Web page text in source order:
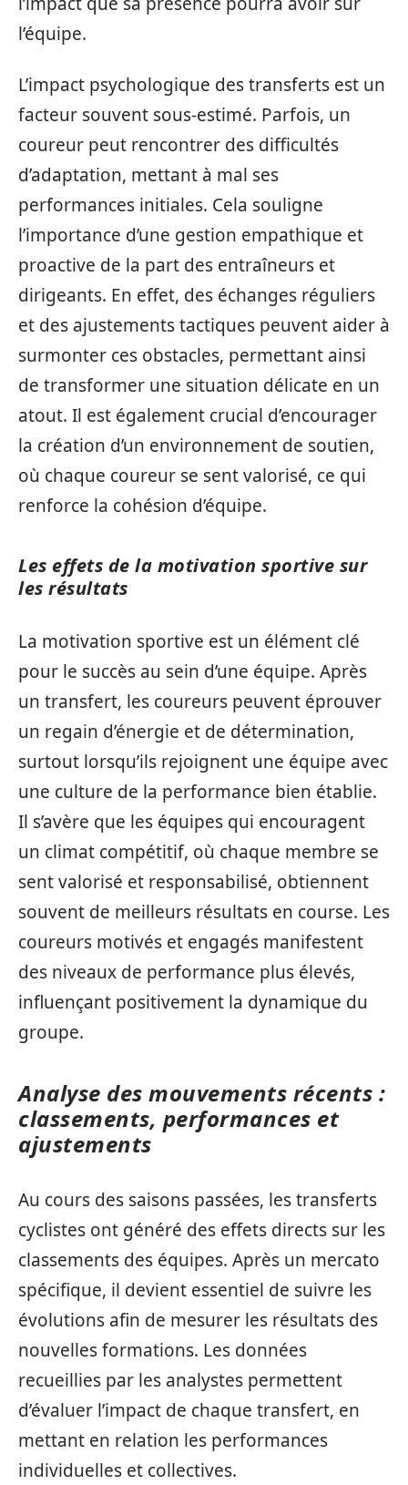
l’équipe.
L’impact psychologique des transferts est un
facteur souvent sous-estimé. Parfois, un
coureur peut rencontrer des difficultés
d’adaptation, mettant à mal ses
performances initiales. Cela souligne
l’importance d’une gestion empathique et
proactive de la part des entraîneurs et
dirigeants. En effet, des échanges réguliers
et des ajustements tactiques peuvent aider à
surmonter ces obstacles, permettant ainsi
de transformer une situation délicate en un
atout. Il est également crucial d’encourager
la création d’un environnement de soutien,
où chaque coureur se sent valorisé, ce qui
renforce la cohésion d’équipe.
Les effets de la motivation sportive sur
les résultats
La motivation sportive est un élément clé
pour le succès au sein d’une équipe. Après
un transfert, les coureurs peuvent éprouver
un regain d’énergie et de détermination,
surtout lorsqu’ils rejoignent une équipe avec
une culture de la performance bien établie.
Il s’avère que les équipes qui encouragent
un climat compétitif, où chaque membre se
sent valorisé et responsabilisé, obtiennent
souvent de meilleurs résultats en course. Les
coureurs motivés et engagés manifestent
des niveaux de performance plus élevés,
influençant positivement la dynamique du
groupe.
Analyse des mouvements récents :
classements, performances et
ajustements
Au cours des saisons passées, les transferts
cyclistes ont généré des effets directs sur les
classements des équipes. Après un mercato
spécifique, il devient essentiel de suivre les
évolutions afin de mesurer les résultats des
nouvelles formations. Les données
recueillies par les analystes permettent
d’évaluer l’impact de chaque transfert, en
mettant en relation les performances
individuelles et collectives.